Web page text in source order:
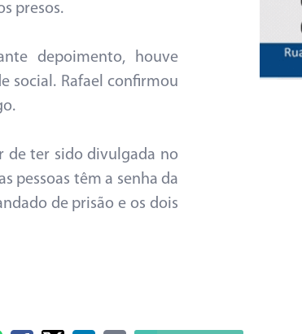
presos.
depoimento, houve
social. Rafael confirmou
de ter sido divulgada no
pessoas têm a senha da
de prisão e os dois